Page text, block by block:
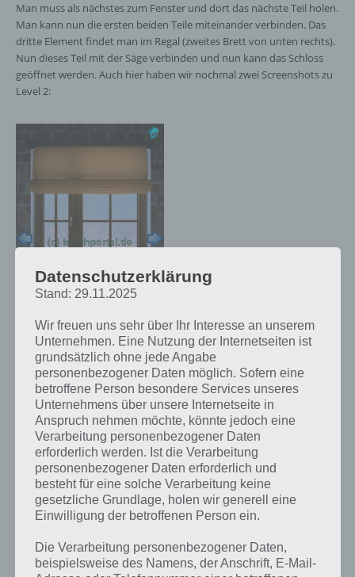
Man muss als nächstes zum Fenster und dort das nächste Teil holen.
Man kann nun die ersten beiden Teile miteinander verbinden. Das
dritte Element findet man im Regal (zweites Brett von unten rechts).
Nun dieses Teil mit der Säge verbinden und nun kann das Schloss
geöffnet werden. Auch hier haben wir nochmal zwei Screenshots zu
Level 2:
Datenschutzerklärung
Stand: 29.11.2025
Wir freuen uns sehr über Ihr Interesse an unserem
Unternehmen. Eine Nutzung der Internetseiten ist
grundsätzlich ohne jede Angabe
personenbezogener Daten möglich. Sofern eine
betroffene Person besondere Services unseres
Unternehmens über unsere Internetseite in
Anspruch nehmen möchte, könnte jedoch eine
Verarbeitung personenbezogener Daten
erforderlich werden. Ist die Verarbeitung
personenbezogener Daten erforderlich und
besteht für eine solche Verarbeitung keine
gesetzliche Grundlage, holen wir generell eine
Einwilligung der betroffenen Person ein.
Die Verarbeitung personenbezogener Daten,
beispielsweise des Namens, der Anschrift, E-Mail-